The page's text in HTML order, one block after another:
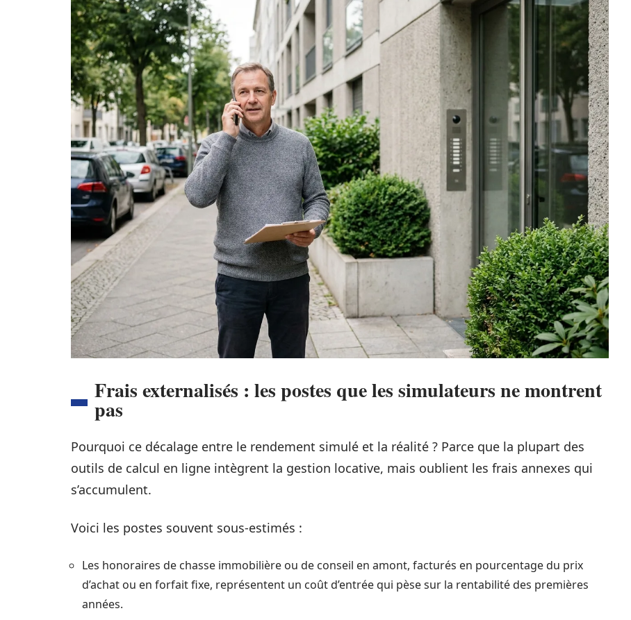
Frais externalisés : les postes que les simulateurs ne montrent
pas
Pourquoi ce décalage entre le rendement simulé et la réalité ? Parce que la plupart des
outils de calcul en ligne intègrent la gestion locative, mais oublient les frais annexes qui
s’accumulent.
Voici les postes souvent sous-estimés :
Les honoraires de chasse immobilière ou de conseil en amont, facturés en pourcentage du prix
d’achat ou en forfait fixe, représentent un coût d’entrée qui pèse sur la rentabilité des premières
années.